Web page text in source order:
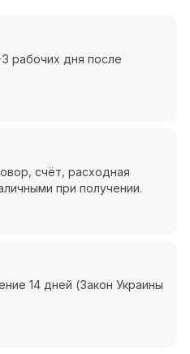
рабочих дня после
счёт, расходная
при получении.
14 дней (Закон Украины